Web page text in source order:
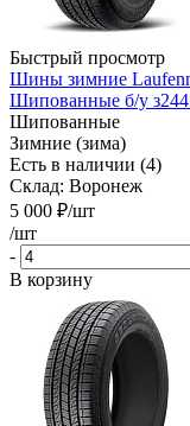
Быстрый просмотр
Шины зимние
Шипованные б/у
Шипованные
Зимние (зима)
Есть в наличии (4)
Склад: Воронеж
5 000 ₽/шт
/шт
-
В корзину